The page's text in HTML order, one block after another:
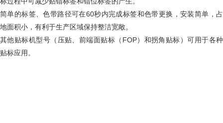
简单的标签、色带路径可在60秒内完成标签和色带更换，安装简单，占
地面积小，有利于生产区域保持整洁宽敞。
其他贴标机型号（压贴、前端面贴标（FOP）和拐角贴标）可用于各种
贴标应用。